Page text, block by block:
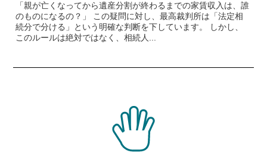
「親が亡くなってから遺産分割が終わるまでの家賃収入は、誰
のものになるの？」 この疑問に対し、最高裁判所は「法定相
続分で分ける」という明確な判断を下しています。 しかし、
このルールは絶対ではなく、相続人...